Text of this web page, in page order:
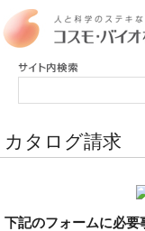
カタログ請求
下記のフォームに必要